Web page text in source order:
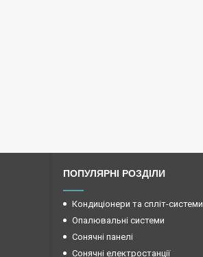
ПОПУЛЯРНІ РОЗДІЛИ
Кондиціонери та спліт-системи
Опалювальні системи
Сонячні панелі
Сонячні електростанції